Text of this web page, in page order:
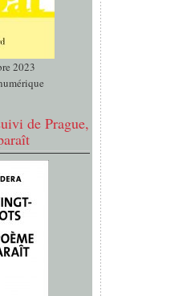
2023
de Prague,